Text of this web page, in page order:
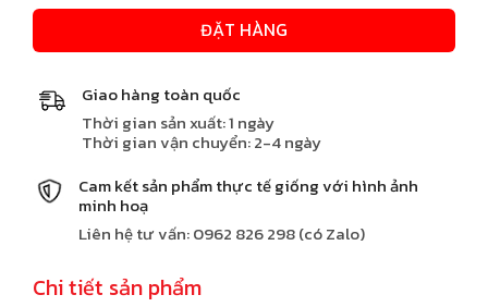
ĐẶT HÀNG
Giao hàng toàn quốc
Thời gian sản xuất: 1 ngày
Thời gian vận chuyển: 2-4 ngày
Cam kết sản phẩm thực tế giống với hình ảnh
minh hoạ
Liên hệ tư vấn: 0962 826 298 (có Zalo)
Chi tiết sản phẩm